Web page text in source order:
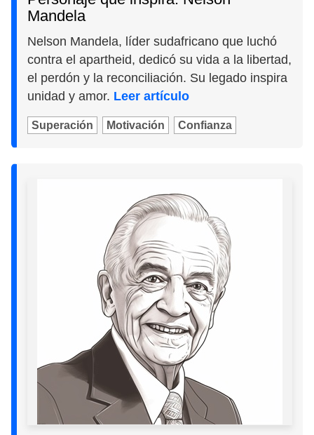
Mandela
Nelson Mandela, líder sudafricano que luchó
contra el apartheid, dedicó su vida a la libertad,
el perdón y la reconciliación. Su legado inspira
unidad y amor. Leer artículo
Superación Motivación Confianza